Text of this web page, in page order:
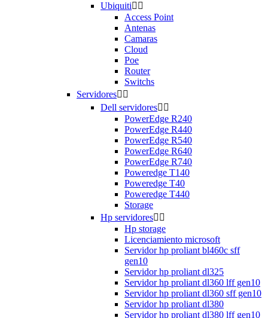
Ubiquiti 
Access Point
Antenas
Camaras
Cloud
Poe
Router
Switchs
Servidores 
Dell servidores 
PowerEdge R240
PowerEdge R440
PowerEdge R540
PowerEdge R640
PowerEdge R740
Poweredge T140
Poweredge T40
Poweredge T440
Storage
Hp servidores 
Hp storage
Licenciamiento microsoft
Servidor hp proliant bl460c sff
gen10
Servidor hp proliant dl325
Servidor hp proliant dl360 lff gen10
Servidor hp proliant dl360 sff gen10
Servidor hp proliant dl380
Servidor hp proliant dl380 lff gen10